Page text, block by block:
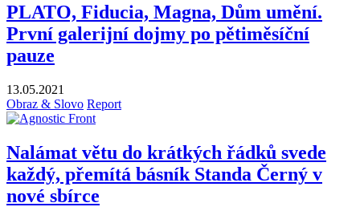
PLATO, Fiducia, Magna, Dům umění.
První galerijní dojmy po pětiměsíční
pauze
13.05.2021
Obraz & Slovo Report
Nalámat větu do krátkých řádků svede
každý, přemítá básník Standa Černý v
nové sbírce